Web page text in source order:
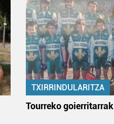
TXIRRINDULARITZA
Tourreko goierritarrak